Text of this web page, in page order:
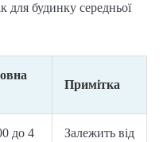
для будинку середньої
Примітка
до 4
Залежить від